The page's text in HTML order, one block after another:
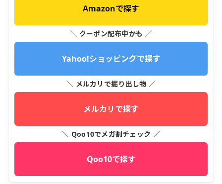
Amazonで探す
＼ クーポン配布中かも ／
Yahoo!ショッピングで探す
＼ メルカリで掘り出し物 ／
メルカリで探す
＼ Qoo10でメガ割チェック ／
Qoo10で探す